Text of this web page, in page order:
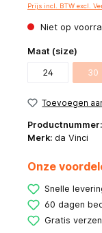
Prijs incl. BTW excl.
Niet op
Maat (size)
24 30
Toevoegen
Productnummer:
Merk: da Vinci
Onze
Snelle
60 dagen
Gratis